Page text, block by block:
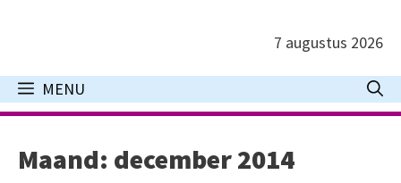
inhoud
7 augustus 2026
MENU
Maand: december 2014